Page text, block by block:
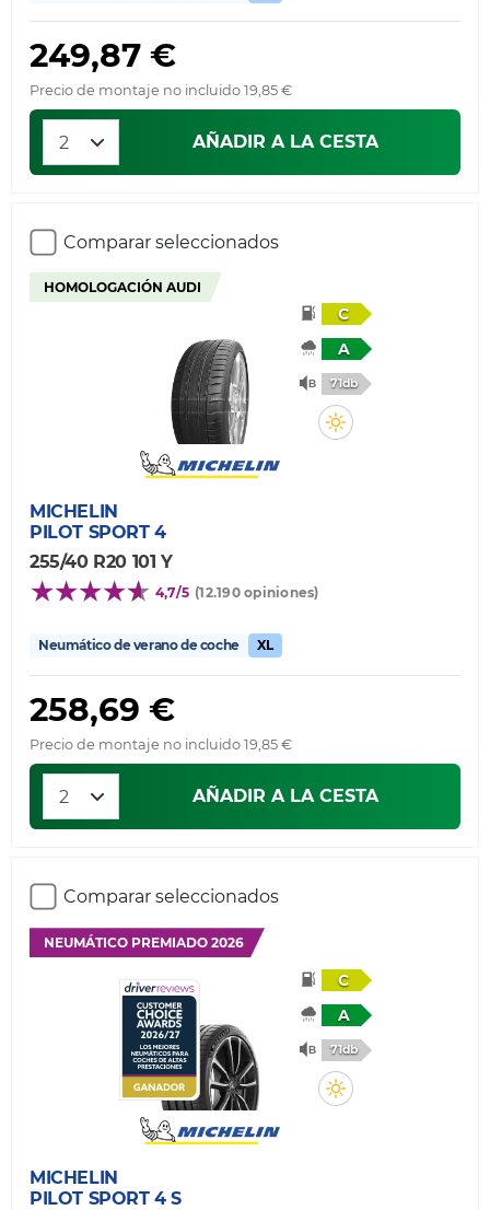
249,87 €
Precio de montaje no incluido 19,85 €
AÑADIR A LA CESTA
Comparar seleccionados
HOMOLOGACIÓN AUDI
C
A
71db
MICHELIN
PILOT SPORT 4
255/40 R20 101 Y
4,7/5 (12.190 opiniones)
Neumático de verano de coche XL
258,69 €
Precio de montaje no incluido 19,85 €
AÑADIR A LA CESTA
Comparar seleccionados
NEUMÁTICO PREMIADO 2026
C
A
71db
MICHELIN
PILOT SPORT 4 S